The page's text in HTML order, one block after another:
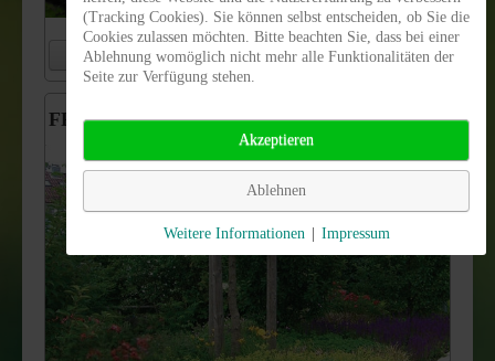
Weiterlesen ...
FRISOL Plant forte Langzeitdünger
(Tracking Cookies). Sie können selbst entscheiden, ob Sie die
Cookies zulassen möchten. Bitte beachten Sie, dass bei einer
Ablehnung womöglich nicht mehr alle Funktionalitäten der
Seite zur Verfügung stehen.
Akzeptieren
Ablehnen
Weitere Informationen Impressum